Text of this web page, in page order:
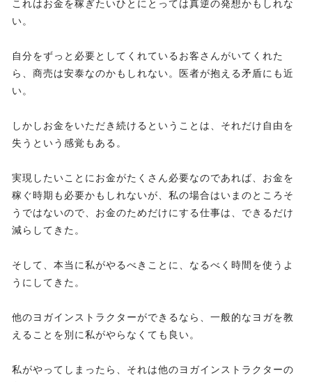
これはお金を稼ぎたいひとにとっては真逆の発想かもしれな
い。
自分をずっと必要としてくれているお客さんがいてくれた
ら、商売は安泰なのかもしれない。医者が抱える矛盾にも近
い。
しかしお金をいただき続けるということは、それだけ自由を
失うという感覚もある。
実現したいことにお金がたくさん必要なのであれば、お金を
稼ぐ時期も必要かもしれないが、私の場合はいまのところそ
うではないので、お金のためだけにする仕事は、できるだけ
減らしてきた。
そして、本当に私がやるべきことに、なるべく時間を使うよ
うにしてきた。
他のヨガインストラクターができるなら、一般的なヨガを教
えることを別に私がやらなくても良い。
私がやってしまったら、それは他のヨガインストラクターの